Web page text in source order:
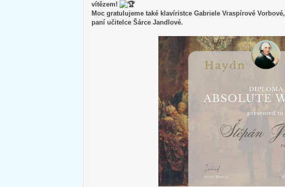
vítězem!
Moc gratulujeme také klavíristce Gabriele Vraspírové
paní učitelce Šárce Jandlové.